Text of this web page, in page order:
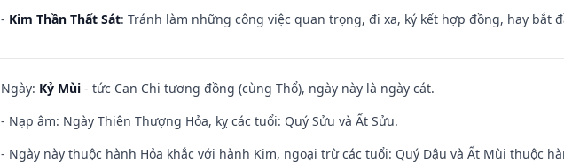
- Kim Thần Thất Sát: Tránh làm những công việc quan trọng, đi xa, ký kết hợp đồng, hay bắt
Ngày: Kỷ Mùi - tức Can Chi tương đồng (cùng Thổ), ngày này là ngày cát.
- Nạp âm: Ngày Thiên Thượng Hỏa, kỵ các tuổi: Quý Sửu và Ất Sửu.
- Ngày này thuộc hành Hỏa khắc với hành Kim, ngoại trừ các tuổi: Quý Dậu và Ất Mùi thuộc